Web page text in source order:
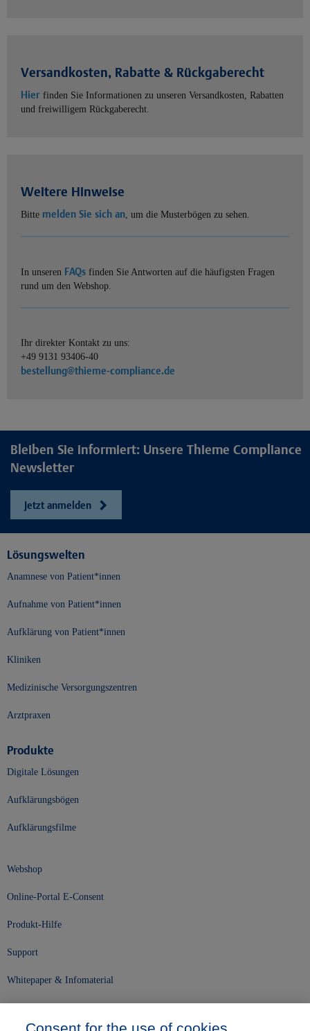
Versandkosten, Rabatte & Rückgaberecht
Hier finden Sie Informationen zu unseren Versandkosten, Rabatten
und freiwilligem Rückgaberecht.
Weitere Hinweise
Bitte melden Sie sich an, um die Musterbögen zu sehen.
In unseren FAQs finden Sie Antworten auf die häufigsten Fragen
rund um den Webshop.
Ihr direkter Kontakt zu uns:
+49 9131 93406-40
bestellung@thieme-compliance.de
Bleiben Sie informiert: Unsere Thieme Compliance
Newsletter
Jetzt anmelden
Lösungswelten
Anamnese von Patient*innen
Aufnahme von Patient*innen
Aufklärung von Patient*innen
Kliniken
Medizinische Versorgungszentren
Arztpraxen
Produkte
Digitale Lösungen
Aufklärungsbögen
Aufklärungsfilme
Webshop
Online-Portal E-Consent
Produkt-Hilfe
Support
Whitepaper & Infomaterial